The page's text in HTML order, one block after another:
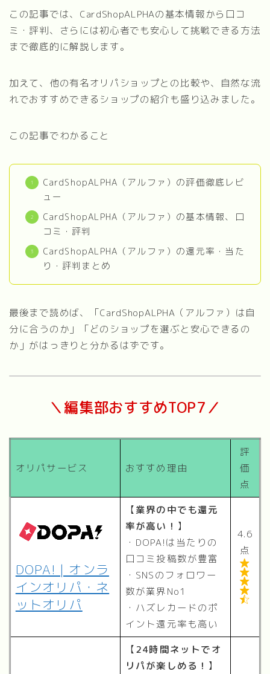
この記事では、CardShopALPHAの基本情報から口コ
ミ・評判、さらには初心者でも安心して挑戦できる方法
まで徹底的に解説します。
加えて、他の有名オリパショップとの比較や、自然な流
れでおすすめできるショップの紹介も盛り込みました。
この記事でわかること
CardShopALPHA（アルファ）の評価徹底レビ
ュー
CardShopALPHA（アルファ）の基本情報、口
コミ・評判
CardShopALPHA（アルファ）の還元率・当た
り・評判まとめ
最後まで読めば、「CardShopALPHA（アルファ）は自
分に合うのか」「どのショップを選ぶと安心できるの
か」がはっきりと分かるはずです。
＼編集部おすすめTOP7／
オリパサービス おすすめ理由
評
価
点
DOPA! | オンラ
インオリパ・ネ
ットオリパ
【業界の中でも還元
率が高い！ 】
・DOPA!は当たりの
口コミ投稿数が豊富
・SNSのフォロワー
数が業界No1
・ハズレカードのポ
イント還元率も高い
4.6
点





【24時間ネットでオ
リパが楽しめる！ 】